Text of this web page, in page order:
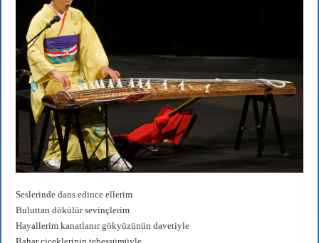
Seslerinde dans edince ellerim
Buluttan dökülür sevinçlerim
Hayallerim kanatlanır gökyüzünün davetiyle